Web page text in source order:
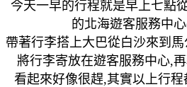
今天一早的行程就是早上七點
的北海遊客服務中
帶著行李搭上大巴從白沙來到
將行李寄放在遊客服務中心,
看起來好像很趕,其實以上行